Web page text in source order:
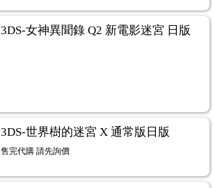
3DS-女神異聞錄 Q2 新電影迷宮 日版
3DS-世界樹的迷宮 X 通常版日版
售完代購 請先詢價